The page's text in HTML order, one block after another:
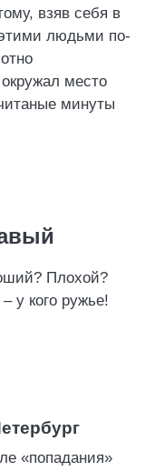
взяв себя в
людьми по-
место
минуты
Плохой?
у кого ружье!
«попадания»